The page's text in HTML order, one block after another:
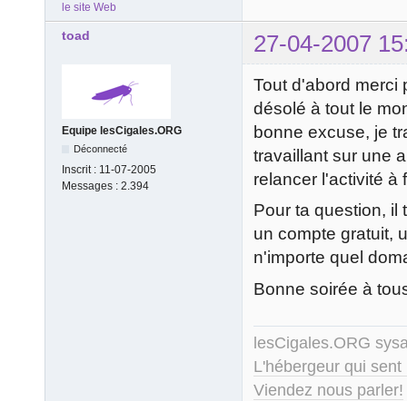
le site Web
toad 27-04-2007
Equipe lesCigales.ORG
Déconnecté
Inscrit : 11-07-2005
Messages : 2.394
Tout d'abord merci
désolé à tout le
bonne excuse, je
travaillant sur une
relancer l'activité
Pour ta question, il
un compte gratuit,
n'importe quel
Bonne soirée à
lesCigales.ORG
L'hébergeur qui
Viendez nous parler!